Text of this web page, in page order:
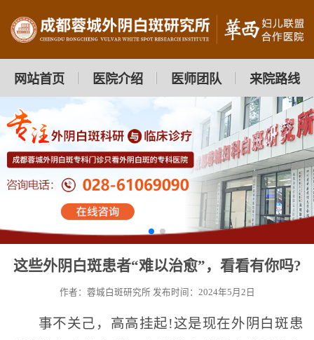
网站首页 医院介绍 医师团队 来院路线
这些外阴白斑患者“难以治愈”，看看有你吗?
作者：蓉城白斑研究所 发布时间：2024年5月2日
事不关己，高高挂起!这是现在外阴白斑患